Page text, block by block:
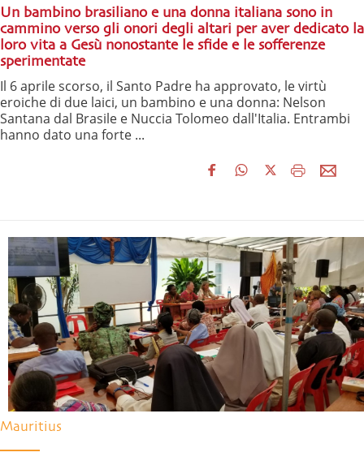
Un bambino brasiliano e una donna italiana sono in
cammino verso gli onori degli altari per aver dedicato la
loro vita a Gesù nonostante le sfide e le sofferenze
sperimentate
Il 6 aprile scorso, il Santo Padre ha approvato, le virtù
eroiche di due laici, un bambino e una donna: Nelson
Santana dal Brasile e Nuccia Tolomeo dall'Italia. Entrambi
hanno dato una forte ...
Mauritius